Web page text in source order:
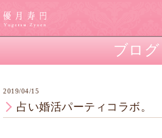
ブログ
2019/04/15
占い婚活パーティコラボ。